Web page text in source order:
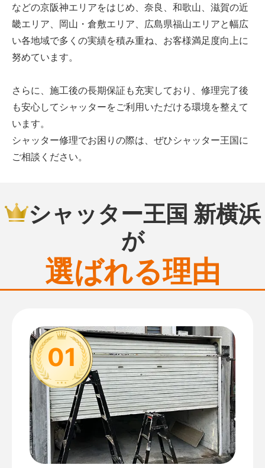
などの京阪神エリアをはじめ、奈良、和歌山、滋賀の近
畿エリア、岡山・倉敷エリア、広島県福山エリアと幅広
い各地域で多くの実績を積み重ね、お客様満足度向上に
努めています。
さらに、施工後の長期保証も充実しており、修理完了後
も安心してシャッターをご利用いただける環境を整えて
います。
シャッター修理でお困りの際は、ぜひシャッター王国に
ご相談ください。
シャッター王国 新横浜
が
選ばれる理由
01